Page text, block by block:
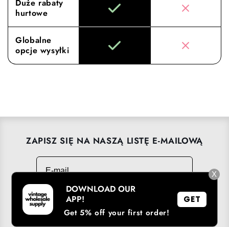
Duże rabaty
hurtowe
Globalne
opcje wysyłki
ZAPISZ SIĘ NA NASZĄ LISTĘ E-MAILOWĄ
E-mail
→
POBIERZ NASZĄ APLIKACJĘ
X
DOWNLOAD OUR
APP!
Get 5% off your first order!
GET